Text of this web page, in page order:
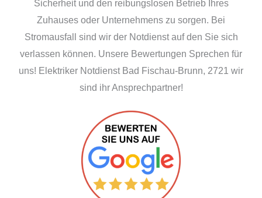
Sicherheit und den reibungslosen Betrieb Ihres
Zuhauses oder Unternehmens zu sorgen. Bei
Stromausfall sind wir der Notdienst auf den Sie sich
verlassen können. Unsere Bewertungen Sprechen für
uns! Elektriker Notdienst Bad Fischau-Brunn, 2721 wir
sind ihr Ansprechpartner!